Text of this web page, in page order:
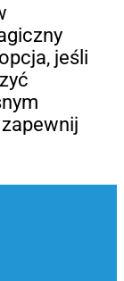
jeśli